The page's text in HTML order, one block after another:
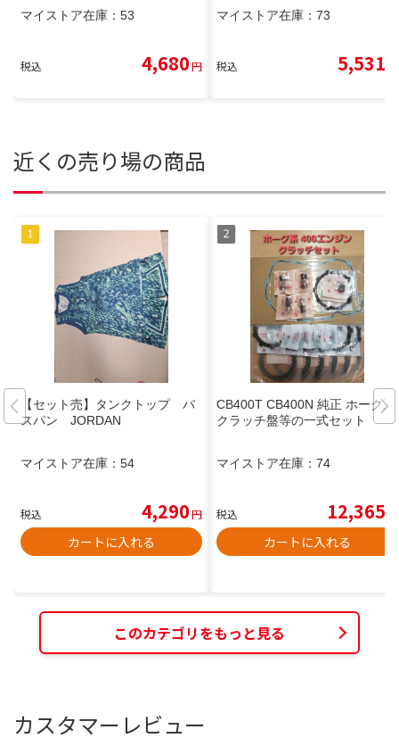
マイストア在庫： 53
税込 4,680円
マイストア在庫： 73
税込 5,531
近くの売り場の商品
【セット売】タンクトップ バ
スパン JORDAN
マイストア在庫： 54
税込 4,290円
カートに入れる
CB400T CB400N 純正 ホーク系
クラッチ盤等の一式セット
マイストア在庫： 74
税込 12,365
カートに入れる
このカテゴリをもっと見る
カスタマーレビュー